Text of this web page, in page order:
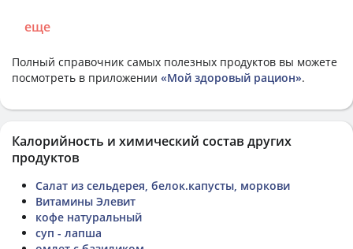
еще
Полный справочник самых полезных продуктов вы можете
посмотреть в приложении «Мой здоровый рацион».
Калорийность и химический состав других
продуктов
Салат из сельдерея, белок.капусты, моркови
Витамины Элевит
кофе натуральный
суп - лапша